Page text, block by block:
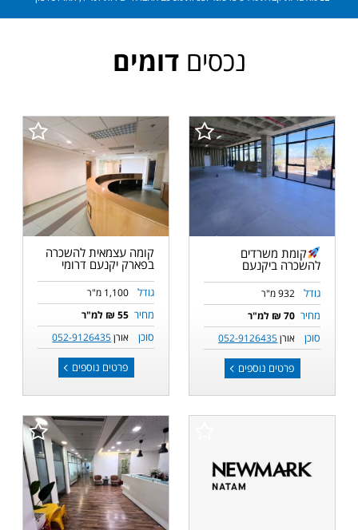
נכסיםדומים
קומת משרדים
להשכרה ביקנעם
גודל 932 מ"ר
מחיר 70 ₪ למ"ר
סוכן אורן052-9126435
פרטים נוספים
קומה עצמאית להשכרה
בפארק יקנעם דרומי
גודל 1,100 מ"ר
מחיר 55 ₪ למ"ר
סוכן אורן052-9126435
פרטים נוספים